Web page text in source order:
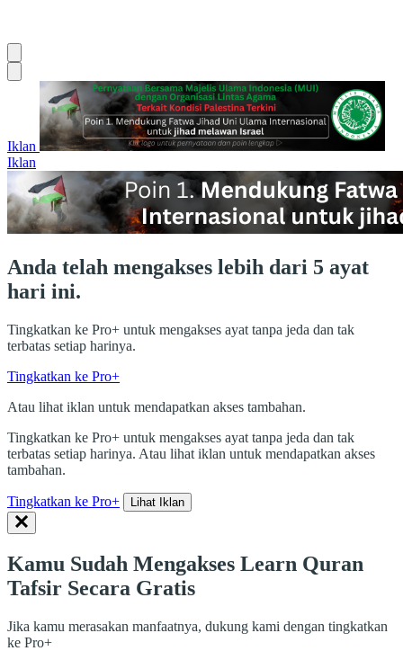
Iklan
Iklan
Anda telah mengakses lebih dari 5 ayat
hari ini.
Tingkatkan ke Pro+ untuk mengakses ayat tanpa jeda dan tak
terbatas setiap harinya.
Tingkatkan ke Pro+
Atau lihat iklan untuk mendapatkan akses tambahan.
Tingkatkan ke Pro+ untuk mengakses ayat tanpa jeda dan tak
terbatas setiap harinya. Atau lihat iklan untuk mendapatkan akses
tambahan.
Tingkatkan ke Pro+ Lihat Iklan
Kamu Sudah Mengakses Learn Quran
Tafsir Secara Gratis
Jika kamu merasakan manfaatnya, dukung kami dengan tingkatkan
ke Pro+